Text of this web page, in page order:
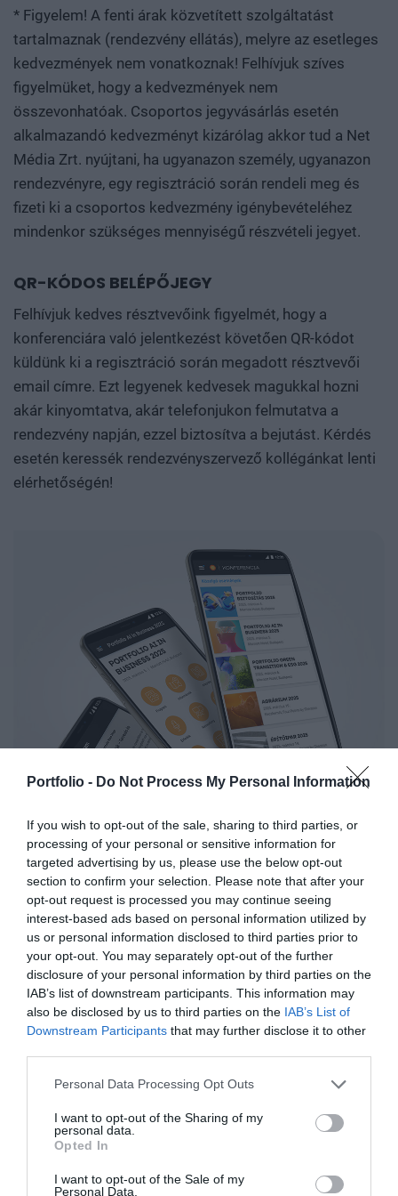
Portfolio - Do Not Process My Personal Information
If you wish to opt-out of the sale, sharing to third parties, or
processing of your personal or sensitive information for
targeted advertising by us, please use the below opt-out
section to confirm your selection. Please note that after your
opt-out request is processed you may continue seeing
interest-based ads based on personal information utilized by
us or personal information disclosed to third parties prior to
your opt-out. You may separately opt-out of the further
disclosure of your personal information by third parties on the
IAB’s list of downstream participants. This information may
also be disclosed by us to third parties on the IAB’s List of
Downstream Participants that may further disclose it to other
Personal Data Processing Opt Outs
I want to opt-out of the Sharing of my
personal data.
Opted In
I want to opt-out of the Sale of my
Personal Data.
* Figyelem! A fenti árak közvetített szolgáltatást
tartalmaznak (rendezvény ellátás), melyre az esetleges
kedvezmények nem vonatkoznak! Felhívjuk szíves
figyelmüket, hogy a kedvezmények nem
összevonhatóak. Csoportos jegyvásárlás esetén
alkalmazandó kedvezményt kizárólag akkor tud a Net
Média Zrt. nyújtani, ha ugyanazon személy, ugyanazon
rendezvényre, egy regisztráció során rendeli meg és
fizeti ki a csoportos kedvezmény igénybevételéhez
mindenkor szükséges mennyiségű részvételi jegyet.
QR-KÓDOS BELÉPŐJEGY
Felhívjuk kedves résztvevőink figyelmét, hogy a
konferenciára való jelentkezést követően QR-kódot
küldünk ki a regisztráció során megadott résztvevői
email címre. Ezt legyenek kedvesek magukkal hozni
akár kinyomtatva, akár telefonjukon felmutatva a
rendezvény napján, ezzel biztosítva a bejutást. Kérdés
esetén keressék rendezvényszervező kollégánkat lenti
elérhetőségén!
Portfolio konferencia
mobil applikáció
A Portfolio szakmai rendezvényei egy alkalmazáson
belül, személyre szabva.
RÉSZLETEK ÉS LETÖLTÉS
JELENTKEZÉS, FIZETÉSI ÉS LEMONDÁSI
FELTÉTELEK